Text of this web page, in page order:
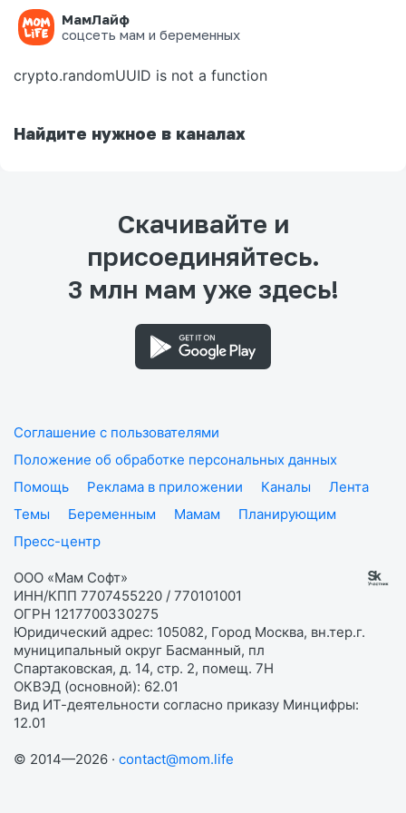
МамЛайф
соцсеть мам и беременных
Ошибка на странице
crypto.randomUUID is not a function
Найдите нужное в каналах
Скачивайте и
присоединяйтесь.
3 млн мам уже здесь!
Соглашение с пользователями
Положение об обработке персональных данных
Помощь
Реклама в приложении Каналы
Лента
Темы
Беременным Мамам
Планирующим
Пресс-центр
ООО «Мам Софт»
ИНН/КПП 7707455220 / 770101001
ОГРН 1217700330275
Юридический адрес: 105082, Город Москва, вн.тер.г.
муниципальный округ Басманный, пл
Спартаковская, д. 14, стр. 2, помещ. 7Н
ОКВЭД (основной): 62.01
Вид ИТ-деятельности согласно приказу Минцифры:
12.01
© 2014—2026 · contact@mom.life